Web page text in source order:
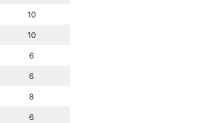
10
10
6
6
8
6